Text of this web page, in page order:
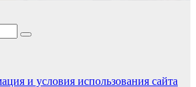
и условия использования сайта